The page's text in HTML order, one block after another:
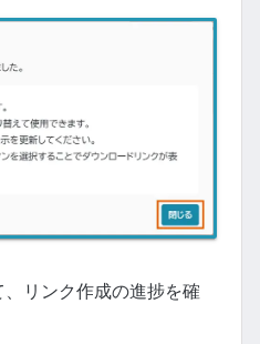
、リンク作成の進捗を確